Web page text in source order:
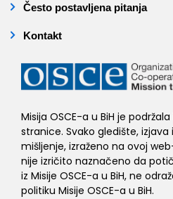
Često postavljena pitanja
Kontakt
Misija OSCE-a u BiH je
stranice. Svako gledište, izjava
mišljenje, izraženo na ovoj
nije izričito naznačeno da
iz Misije OSCE-a u BiH, ne
politiku Misije OSCE-a u BiH.